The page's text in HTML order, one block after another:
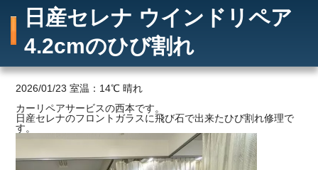
会社案内
メリット
ご利用の流れ
価格
日産セレナ ウインドリペア
4.2cmのひび割れ
2026/01/23 室温：14℃ 晴れ
カーリペアサービスの西本です。
日産セレナのフロントガラスに飛び石で出来たひび割れ修理で
す。